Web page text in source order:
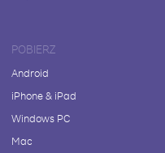
POBIERZ
Android
iPhone & iPad
Windows PC
Mac